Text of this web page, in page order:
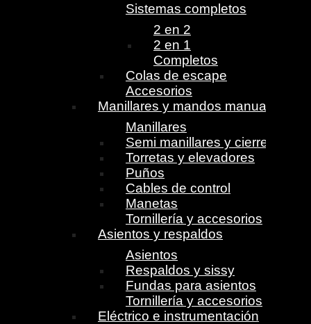
Sistemas completos
2 en 2
2 en 1
Completos
Colas de escape
Accesorios
Manillares y mandos manuales
Manillares
Semi manillares y cierres
Torretas y elevadores
Puños
Cables de control
Manetas
Tornillería y accesorios
Asientos y respaldos
Asientos
Respaldos y sissy
Fundas para asientos
Tornillería y accesorios
Eléctrico e instrumentación